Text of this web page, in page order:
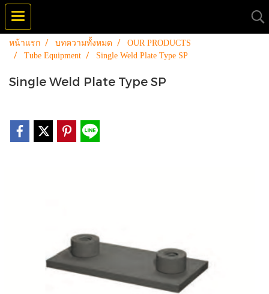
หน้าแรก บทความทั้งหมด
OUR PRODUCTS
Tube Equipment
Single Weld Plate Type SP
Single Weld Plate Type SP